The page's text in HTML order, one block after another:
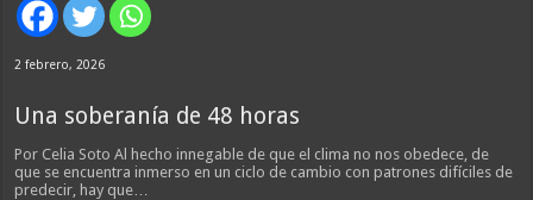
2 febrero, 2026
Una soberanía de 48 horas
Por Celia Soto Al hecho innegable de que el clima no nos obedece, de
que se encuentra inmerso en un ciclo de cambio con patrones difíciles de
predecir, hay que…